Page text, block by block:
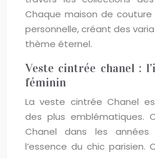
Chaque maison de
personnelle, créant des
thème éternel.
Veste cintrée chanel :
féminin
La veste cintrée Chanel
des plus emblématiques.
Chanel dans les années
l’essence du chic parisien.